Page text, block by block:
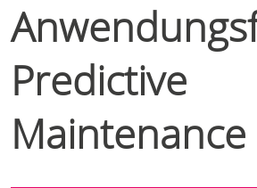
Predictive
Maintenance